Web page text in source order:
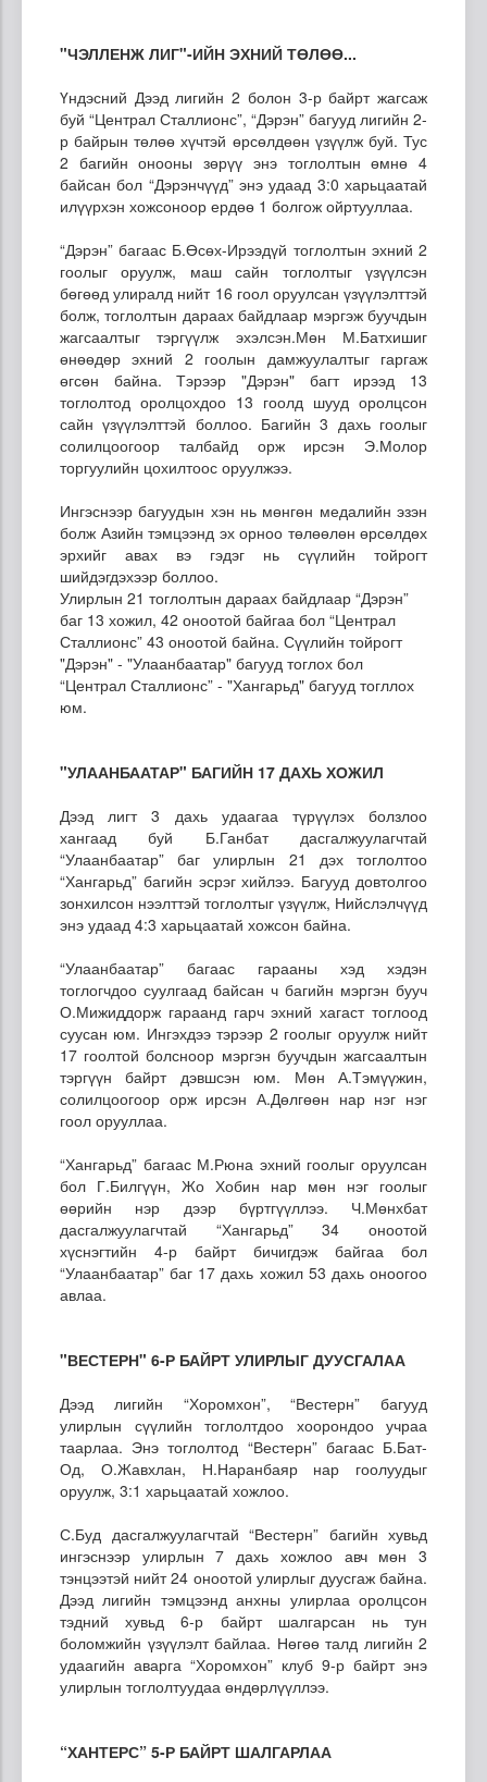
"ЧЭЛЛЕНЖ ЛИГ"-ИЙН ЭХНИЙ ТӨЛӨӨ...
Үндэсний Дээд лигийн 2 болон 3-р байрт жагсаж
буй “Централ Сталлионс”, “Дэрэн” багууд лигийн 2-
р байрын төлөө хүчтэй өрсөлдөөн үзүүлж буй. Тус
2 багийн онооны зөрүү энэ тоглолтын өмнө 4
байсан бол “Дэрэнчүүд” энэ удаад 3:0 харьцаатай
илүүрхэн хожсоноор ердөө 1 болгож ойртууллаа.
“Дэрэн” багаас Б.Өсөх-Ирээдүй тоглолтын эхний 2
гоолыг оруулж, маш сайн тоглолтыг үзүүлсэн
бөгөөд улиралд нийт 16 гоол оруулсан үзүүлэлттэй
болж, тоглолтын дараах байдлаар мэргэж буучдын
жагсаалтыг тэргүүлж эхэлсэн.Мөн М.Батхишиг
өнөөдөр эхний 2 гоолын дамжуулалтыг гаргаж
өгсөн байна. Тэрээр "Дэрэн" багт ирээд 13
тоглолтод оролцохдоо 13 гоолд шууд оролцсон
сайн үзүүлэлттэй боллоо. Багийн 3 дахь гоолыг
солилцоогоор талбайд орж ирсэн Э.Молор
торгуулийн цохилтоос оруулжээ.
Ингэснээр багуудын хэн нь мөнгөн медалийн эзэн
болж Азийн тэмцээнд эх орноо төлөөлөн өрсөлдөх
эрхийг авах вэ гэдэг нь сүүлийн тойрогт
шийдэгдэхээр боллоо.
Улирлын 21 тоглолтын дараах байдлаар “Дэрэн”
баг 13 хожил, 42 оноотой байгаа бол “Централ
Сталлионс” 43 оноотой байна. Сүүлийн тойрогт
"Дэрэн" - "Улаанбаатар" багууд тоглох бол
“Централ Сталлионс” - "Хангарьд" багууд тогллох
юм.
"УЛААНБААТАР" БАГИЙН 17 ДАХЬ ХОЖИЛ
Дээд лигт 3 дахь удаагаа түрүүлэх болзлоо
хангаад буй Б.Ганбат дасгалжуулагчтай
“Улаанбаатар” баг улирлын 21 дэх тоглолтоо
“Хангарьд” багийн эсрэг хийлээ. Багууд довтолгоо
зонхилсон нээлттэй тоглолтыг үзүүлж, Нийслэлчүүд
энэ удаад 4:3 харьцаатай хожсон байна.
“Улаанбаатар” багаас гарааны хэд хэдэн
тоглогчдоо суулгаад байсан ч багийн мэргэн бууч
О.Мижиддорж гараанд гарч эхний хагаст тоглоод
суусан юм. Ингэхдээ тэрээр 2 гоолыг оруулж нийт
17 гоолтой болсноор мэргэн буучдын жагсаалтын
тэргүүн байрт дэвшсэн юм. Мөн А.Тэмүүжин,
солилцоогоор орж ирсэн А.Дөлгөөн нар нэг нэг
гоол орууллаа.
“Хангарьд” багаас М.Рюна эхний гоолыг оруулсан
бол Г.Билгүүн, Жо Хобин нар мөн нэг гоолыг
өөрийн нэр дээр бүртгүүллээ. Ч.Мөнхбат
дасгалжуулагчтай “Хангарьд” 34 оноотой
хүснэгтийн 4-р байрт бичигдэж байгаа бол
“Улаанбаатар” баг 17 дахь хожил 53 дахь оноогоо
авлаа.
"ВЕСТЕРН" 6-Р БАЙРТ УЛИРЛЫГ ДУУСГАЛАА
Дээд лигийн “Хоромхон”, “Вестерн” багууд
улирлын сүүлийн тоглолтдоо хоорондоо учраа
таарлаа. Энэ тоглолтод “Вестерн” багаас Б.Бат-
Од, О.Жавхлан, Н.Наранбаяр нар гоолуудыг
оруулж, 3:1 харьцаатай хожлоо.
С.Буд дасгалжуулагчтай “Вестерн” багийн хувьд
ингэснээр улирлын 7 дахь хожлоо авч мөн 3
тэнцээтэй нийт 24 оноотой улирлыг дуусгаж байна.
Дээд лигийн тэмцээнд анхны улирлаа оролцсон
тэдний хувьд 6-р байрт шалгарсан нь тун
боломжийн үзүүлэлт байлаа. Нөгөө талд лигийн 2
удаагийн аварга “Хоромхон” клуб 9-р байрт энэ
улирлын тоглолтуудаа өндөрлүүллээ.
“ХАНТЕРС” 5-Р БАЙРТ ШАЛГАРЛАА